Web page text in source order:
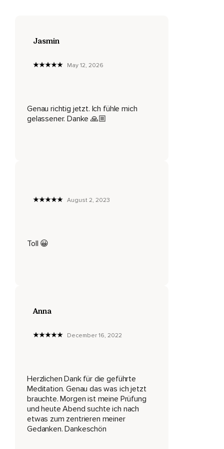
Gib dir Zeit und setze dich nicht unter Druck.
Wie es jetzt gerade ist.
wichtig und wertvoll,
zu holen.
Alles andere darf warten.
All das ist jetzt nicht von Bedeutung.
Die Welt da draußen kommt jetzt auch mal ohne dich
zurecht,
Ganz sicher.
Jasmin
May 12, 2026
Genau richtig jetzt. Ich fühle mich
gelassener. Danke 🙏🏼
August 2, 2023
Toll 😀
Anna
December 16, 2022
Herzlichen Dank für die geführte
Meditation. Genau das was ich jetzt
brauchte. Morgen ist meine Prüfung
und heute Abend suchte ich nach
etwas zum zentrieren meiner
Gedanken. Dankeschön